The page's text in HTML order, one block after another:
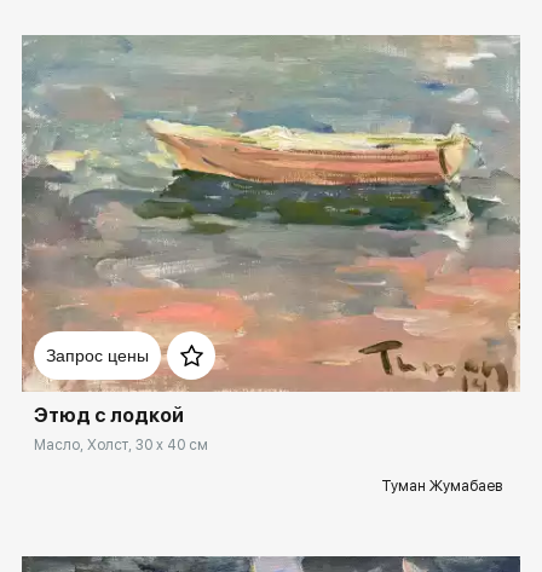
Запрос цены
rakovgallery.ru
Этюд с лодкой
Масло, Холст, 30 x 40 см
Туман Жумабаев